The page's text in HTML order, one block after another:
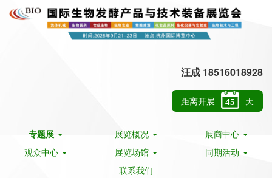
汪成 18516018928
距离开展 45 天
专题展 展览概况
展商中心
观众中心
展览场馆
同期活动
联系我们